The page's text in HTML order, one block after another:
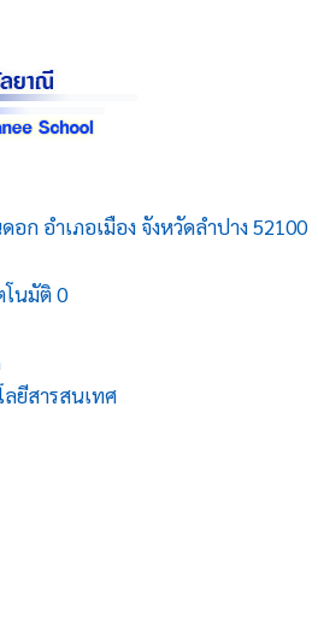
ก อำเภอเมือง จังหวัดลำปาง 52100
โนมัติ 0
ยีสารสนเทศ